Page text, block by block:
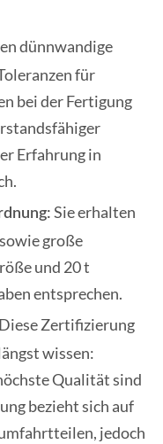
dünnwandige
für
bei der Fertigung
Erfahrung in
Sie erhalten
große
und 20 t
entsprechen.
Diese Zertifizierung
wissen:
Qualität sind
bezieht sich auf
jedoch